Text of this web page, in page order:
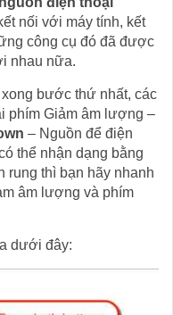
nối với máy tính, kết
công cụ đó đã được
nhau nữa.
bước thứ nhất, các
phím Giảm âm lượng –
– Nguồn để điện
thể nhận dạng bằng
rung thì bạn hãy nhanh
âm lượng và phím
dưới đây: